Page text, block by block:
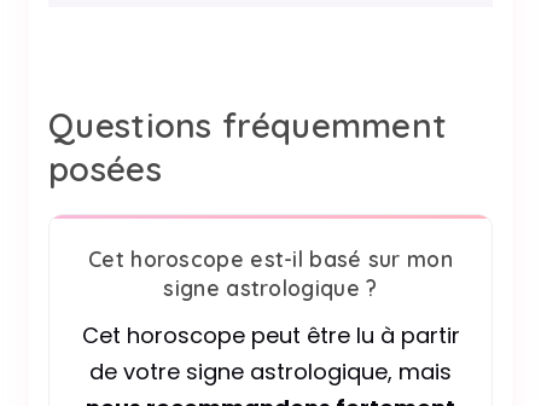
Questions fréquemment
posées
Cet horoscope est-il basé sur mon
signe astrologique ?
Cet horoscope peut être lu à partir
de votre signe astrologique, mais